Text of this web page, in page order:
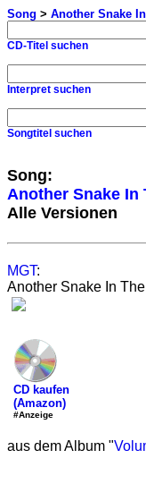
Song > Another Snake
CD-Titel suchen
Interpret suchen
Songtitel suchen
Song:
Another Snake In
Alle Versionen
MGT:
Another Snake In
CD kaufen
(Amazon)
#Anzeige
aus dem Album "